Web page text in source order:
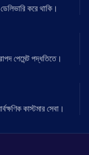
করে থাকি।
পেমেন্ট পদ্ধতিতে।
কাস্টমার সেবা।